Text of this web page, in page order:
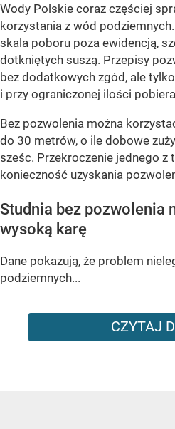
Wody Polskie coraz częściej
korzystania z wód
skala poboru poza ewidencją,
dotkniętych suszą. Przepisy
bez dodatkowych zgód, ale
i przy ograniczonej ilości
Bez pozwolenia można
do 30 metrów, o ile dobowe
sześc. Przekroczenie jednego z
konieczność uzyskania
Studnia bez pozwolenia
wysoką karę
Dane pokazują, że problem
podziemnych...
CZYTAJ